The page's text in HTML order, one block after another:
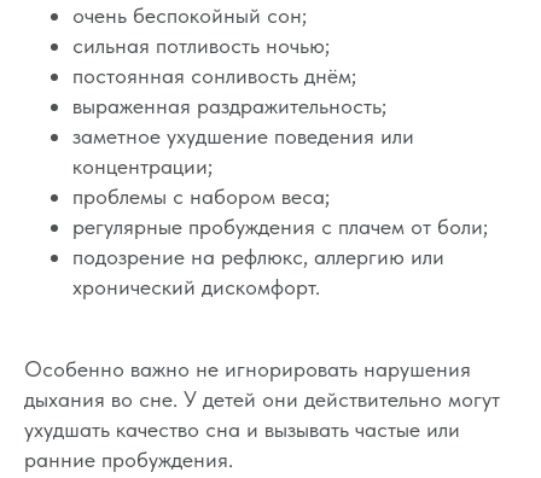
очень беспокойный сон;
сильная потливость ночью;
постоянная сонливость днём;
выраженная раздражительность;
заметное ухудшение поведения или
концентрации;
проблемы с набором веса;
регулярные пробуждения с плачем от боли;
подозрение на рефлюкс, аллергию или
хронический дискомфорт.
Особенно важно не игнорировать нарушения
дыхания во сне. У детей они действительно могут
ухудшать качество сна и вызывать частые или
ранние пробуждения.
Взрослые
Специалисты
Журнал о сне
Практикум
Политика
Контакты
Благодарности